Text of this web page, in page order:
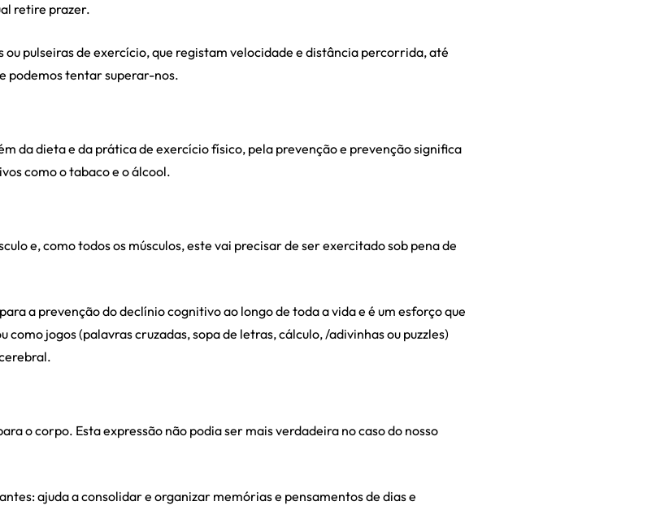
retire prazer.
pulseiras de exercício, que registam velocidade e distância percorrida, até
podemos tentar superar-nos.
da dieta e da prática de exercício físico, pela prevenção e prevenção significa
como o tabaco e o álcool.
e, como todos os músculos, este vai precisar de ser exercitado sob pena de
a prevenção do declínio cognitivo ao longo de toda a vida e é um esforço que
como jogos (palavras cruzadas, sopa de letras, cálculo, /adivinhas ou puzzles)
o corpo. Esta expressão não podia ser mais verdadeira no caso do nosso
ajuda a consolidar e organizar memórias e pensamentos de dias e